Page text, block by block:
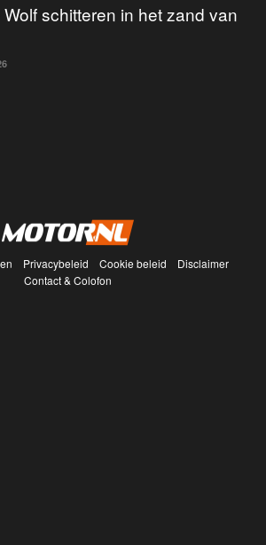
schitteren in het zand van
Privacybeleid Cookie beleid
Disclaimer
Contact & Colofon